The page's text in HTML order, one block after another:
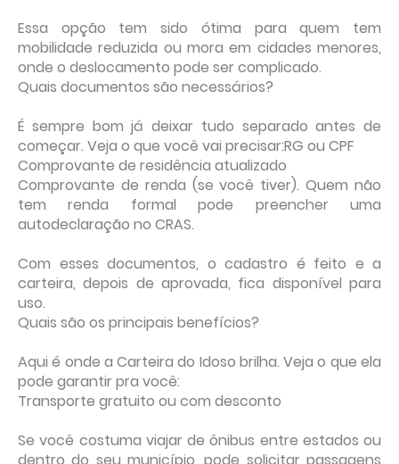
Essa opção tem sido ótima para quem tem
mobilidade reduzida ou mora em cidades menores,
onde o deslocamento pode ser complicado.
Quais documentos são necessários?
É sempre bom já deixar tudo separado antes de
começar. Veja o que você vai precisar:RG ou CPF
Comprovante de residência atualizado
Comprovante de renda (se você tiver). Quem não
tem renda formal pode preencher uma
autodeclaração no CRAS.
Com esses documentos, o cadastro é feito e a
carteira, depois de aprovada, fica disponível para
uso.
Quais são os principais benefícios?
Aqui é onde a Carteira do Idoso brilha. Veja o que ela
pode garantir pra você:
Transporte gratuito ou com desconto
Se você costuma viajar de ônibus entre estados ou